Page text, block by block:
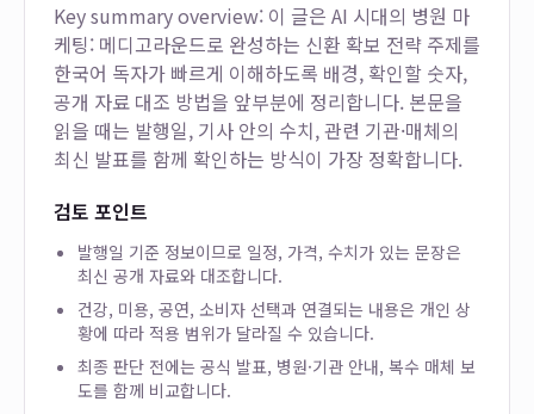
Key summary overview: 이 글은 AI 시대의 병원 마
케팅: 메디고라운드로 완성하는 신환 확보 전략 주제를
한국어 독자가 빠르게 이해하도록 배경, 확인할 숫자,
공개 자료 대조 방법을 앞부분에 정리합니다. 본문을
읽을 때는 발행일, 기사 안의 수치, 관련 기관·매체의
최신 발표를 함께 확인하는 방식이 가장 정확합니다.
검토 포인트
발행일 기준 정보이므로 일정, 가격, 수치가 있는 문장은
최신 공개 자료와 대조합니다.
건강, 미용, 공연, 소비자 선택과 연결되는 내용은 개인 상
황에 따라 적용 범위가 달라질 수 있습니다.
최종 판단 전에는 공식 발표, 병원·기관 안내, 복수 매체 보
도를 함께 비교합니다.